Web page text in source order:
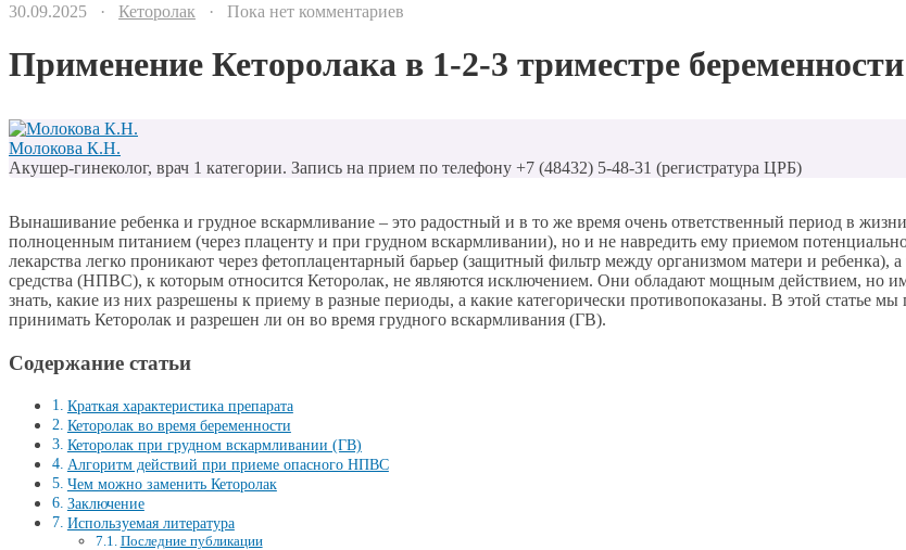
30.09.2025 · Кеторолак · Пока нет комментариев
Применение Кеторолака в 1-2-3 триместре
Молокова К.Н.
Акушер-гинеколог, врач 1 категории. Запись на прием по телефону +7 (48432) 5-48-31 (регистратура ЦРБ)
Вынашивание ребенка и грудное вскармливание – это радостный и в то же время очень ответственный период в
полноценным питанием (через плаценту и при грудном вскармливании), но и не навредить ему приемом
лекарства легко проникают через фетоплацентарный барьер (защитный фильтр между организмом матери и ребенка),
средства (НПВС), к которым относится Кеторолак, не являются исключением. Они обладают мощным действием, но
знать, какие из них разрешены к приему в разные периоды, а какие категорически противопоказаны. В этой статье
принимать Кеторолак и разрешен ли он во время грудного вскармливания (ГВ).
Содержание статьи
Краткая характеристика препарата
Кеторолак во время беременности
Кеторолак при грудном вскармливании (ГВ)
Алгоритм действий при приеме опасного НПВС
Чем можно заменить Кеторолак
Заключение
Используемая литература
Последние публикации